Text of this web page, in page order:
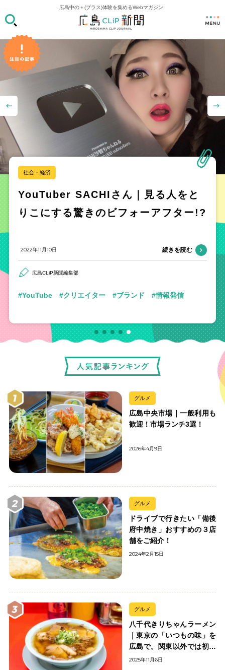
広島中の＋(プラス)体験を集めるWebマガジン
社会・経済
YouTuber SACHIさん｜見る人をと
りこにする驚きのビフォーアフター!?
2022年11月10日 続きを読む
広島CLiP新聞編集部
YouTube クリエイター ブランド 情報発信
グルメ
広島中央市場｜一般利用も
歓迎！市場ランチ3選！
2026年4月9日
グルメ
ドライブで行きたい「備後
府中焼き」おすすめの３店
舗をご紹介！
2024年2月15日
グルメ
八千代きりちゃんラーメン
｜東京の「いつもの味」を
広島で。関東以外では初の
「ちゃんのれん組合」加盟
2025年11月6日